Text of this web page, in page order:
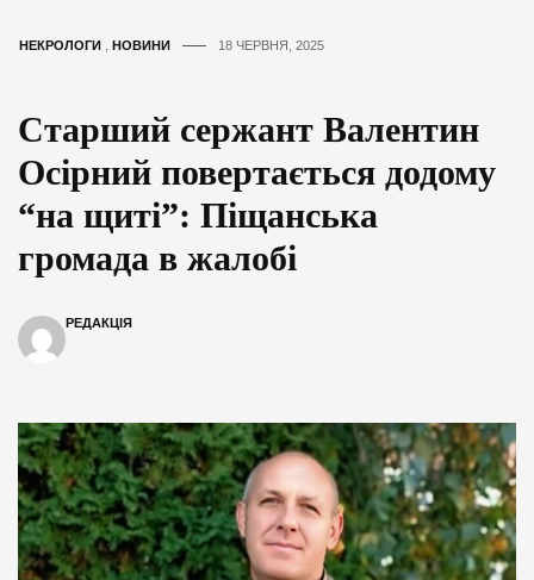
НЕКРОЛОГИ НОВИНИ 18 ЧЕРВНЯ, 2025
Старший сержант Валентин
Осірний повертається додому
“на щиті”: Піщанська
громада в жалобі
РЕДАКЦІЯ